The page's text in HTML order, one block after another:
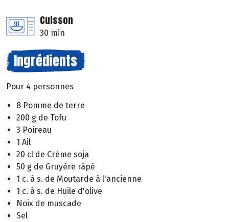
Cuisson
30 min
Ingrédients
Pour 4 personnes
8 Pomme de terre
200 g de Tofu
3 Poireau
1 Ail
20 cl de Crème soja
50 g de Gruyère râpé
1 c. à s. de Moutarde à l'ancienne
1 c. à s. de Huile d'olive
Noix de muscade
Sel